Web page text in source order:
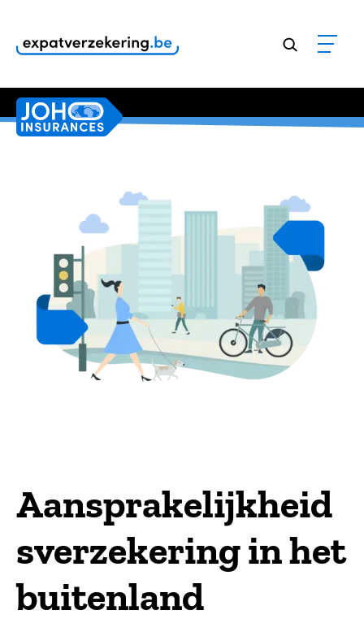
Klanten geven onze dienstverlening een
Aansprakelijkheid
s­­verzekering in het
buitenland